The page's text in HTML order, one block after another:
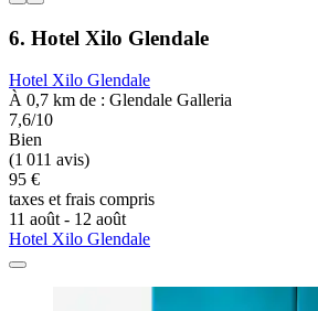
6. Hotel Xilo Glendale
Hotel Xilo Glendale
À 0,7 km de : Glendale Galleria
7,6/10
Bien
(1 011 avis)
95 €
taxes et frais compris
11 août - 12 août
Hotel Xilo Glendale